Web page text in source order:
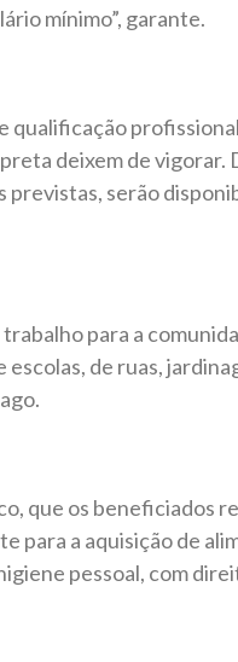
mínimo”, garante.
qualificação
deixem de vigorar.
previstas, serão
para a
de ruas,
que os beneficiados
para a aquisição de
pessoal, com